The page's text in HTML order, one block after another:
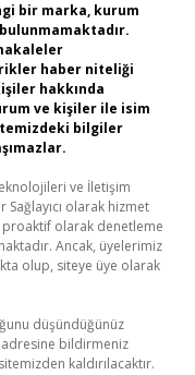
bir marka, kurum
haber niteliği
hakkında
ve kişiler ile isim
bilgiler
ve İletişim
Sağlayıcı olarak hizmet
olarak denetleme
Ancak, üyelerimiz
olup, siteye üye olarak
düşündüğünüz
adresine bildirmeniz
kaldırılacaktır.